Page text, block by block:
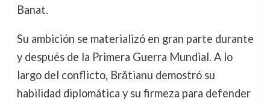
Banat.
Su ambición se materializó en gran parte durante
y después de la Primera Guerra Mundial. A lo
largo del conflicto, Brătianu demostró su
habilidad diplomática y su firmeza para defender